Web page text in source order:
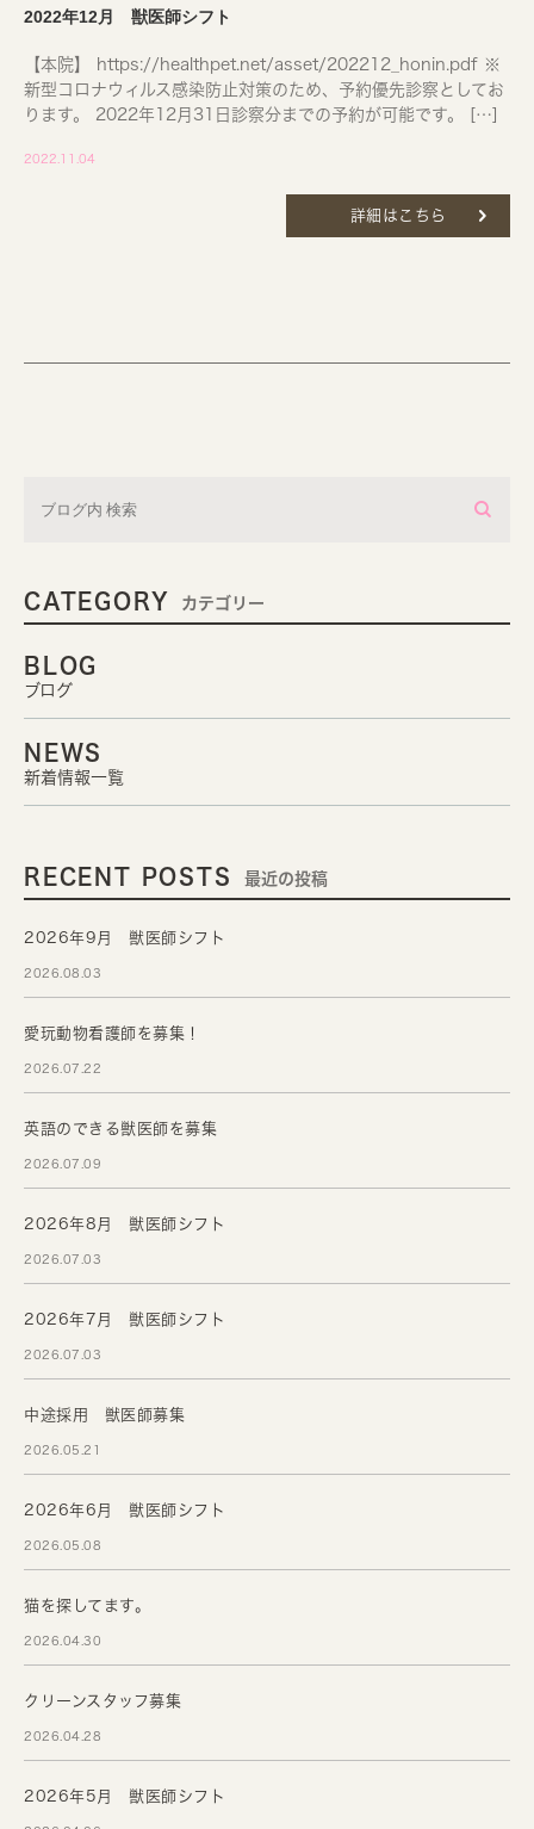
2022年12月 獣医師シフト
【本院】 https://healthpet.net/asset/202212_honin.pdf ※
新型コロナウィルス感染防止対策のため、予約優先診察としてお
ります。 2022年12月31日診察分までの予約が可能です。 […]
2022.11.04
詳細はこちら
CATEGORY カテゴリー
BLOG
ブログ
NEWS
新着情報一覧
RECENT POSTS 最近の投稿
2026年9月 獣医師シフト
2026.08.03
愛玩動物看護師を募集！
2026.07.22
英語のできる獣医師を募集
2026.07.09
2026年8月 獣医師シフト
2026.07.03
2026年7月 獣医師シフト
2026.07.03
中途採用 獣医師募集
2026.05.21
2026年6月 獣医師シフト
2026.05.08
猫を探してます。
2026.04.30
クリーンスタッフ募集
2026.04.28
2026年5月 獣医師シフト